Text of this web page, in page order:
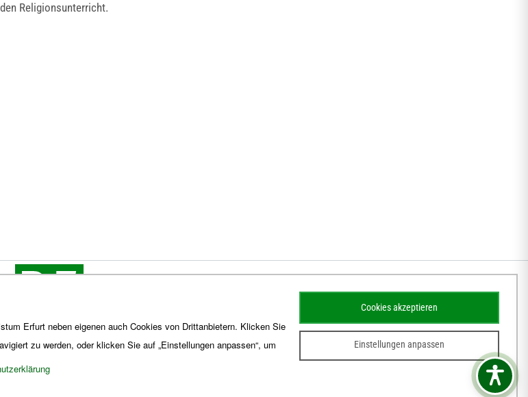
Religionsunterricht.
Erfurt neben eigenen auch Cookies von Drittanbietern. Klicken Sie
zu werden, oder klicken Sie auf „Einstellungen anpassen“, um
Einstellungen anpassen
Cookies akzeptieren